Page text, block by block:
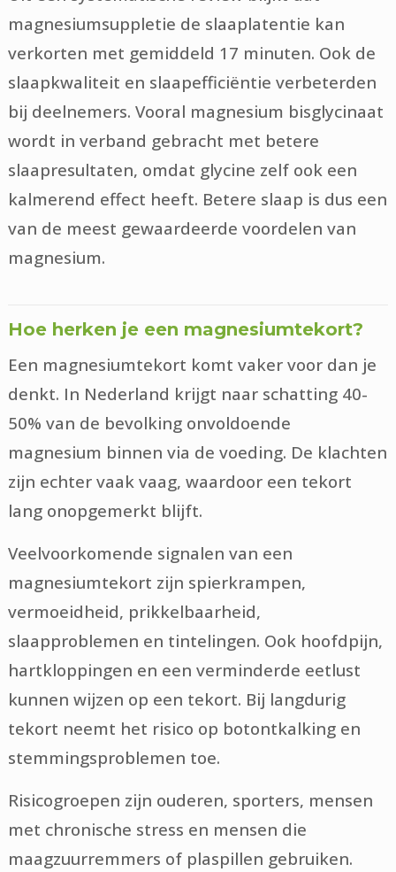
magnesiumsuppletie de slaaplatentie kan
verkorten met gemiddeld 17 minuten. Ook de
slaapkwaliteit en slaapefficiëntie verbeterden
bij deelnemers. Vooral magnesium bisglycinaat
wordt in verband gebracht met betere
slaapresultaten, omdat glycine zelf ook een
kalmerend effect heeft. Betere slaap is dus een
van de meest gewaardeerde voordelen van
magnesium.
Hoe herken je een magnesiumtekort?
Een magnesiumtekort komt vaker voor dan je
denkt. In Nederland krijgt naar schatting 40-
50% van de bevolking onvoldoende
magnesium binnen via de voeding. De klachten
zijn echter vaak vaag, waardoor een tekort
lang onopgemerkt blijft.
Veelvoorkomende signalen van een
magnesiumtekort zijn spierkrampen,
vermoeidheid, prikkelbaarheid,
slaapproblemen en tintelingen. Ook hoofdpijn,
hartkloppingen en een verminderde eetlust
kunnen wijzen op een tekort. Bij langdurig
tekort neemt het risico op botontkalking en
stemmingsproblemen toe.
Risicogroepen zijn ouderen, sporters, mensen
met chronische stress en mensen die
maagzuurremmers of plaspillen gebruiken.